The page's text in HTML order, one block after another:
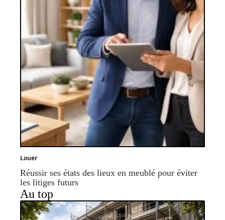
Louer
Réussir ses états des lieux en meublé pour éviter
les litiges futurs
Au top